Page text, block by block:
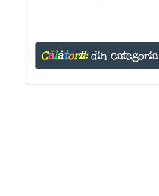
Călătorii:din